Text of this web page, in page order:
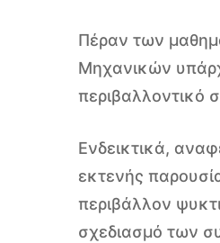
Πέραν των
Μηχανικών
περιβαλλοντικό
Ενδεικτικά,
εκτενής
περιβάλλον
σχεδιασμό των